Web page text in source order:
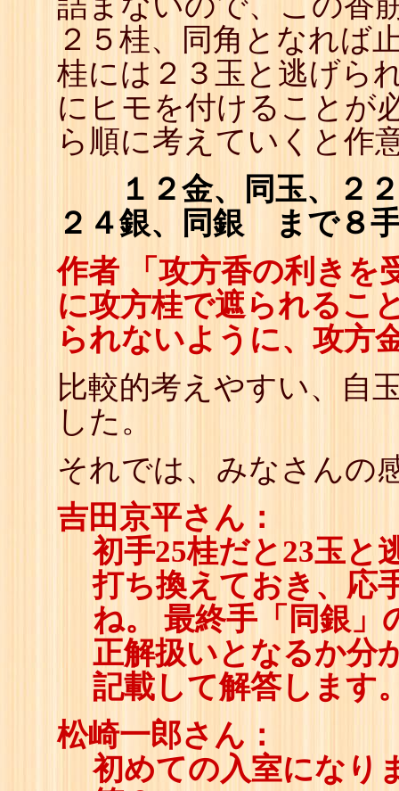
２５桂、同角となれば
桂には２３玉と逃げら
にヒモを付けることが
ら順に考えていくと作
１２金、同玉、２２
２４銀、同銀 まで８
作者 「攻方香の利きを
に攻方桂で遮られるこ
られないように、攻方
比較的考えやすい、自
した。
それでは、みなさんの
吉田京平さん：
初手25桂だと23玉と
打ち換えておき、応
ね。 最終手「同銀」
正解扱いとなるか分
記載して解答します
松崎一郎さん：
初めての入室になり